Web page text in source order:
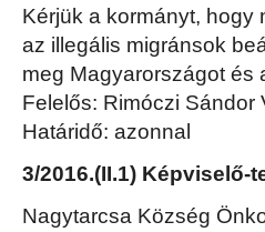
Kérjük a kormányt,
az illegális migránsok
meg Magyarországot és
Felelős: Rimóczi Sándor
Határidő: azonnal
3/2016.(II.1) Képviselő-
Nagytarcsa Község